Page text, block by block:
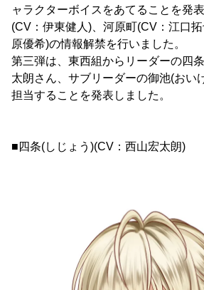
ャラクターボイスをあてることを発
(CV：伊東健人)、河原町(CV：江口
原優希)の情報解禁を行いました。
第三弾は、東西組からリーダーの四
太朗さん、サブリーダーの御池(おい
担当することを発表しました。
■四条(しじょう)(CV：西山宏太朗)